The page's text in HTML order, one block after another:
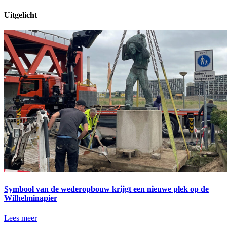
Uitgelicht
Symbool van de wederopbouw krijgt een nieuwe plek op de
Wilhelminapier
Lees meer